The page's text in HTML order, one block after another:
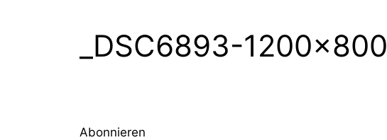
_DSC6893-1200×800
Abonnieren